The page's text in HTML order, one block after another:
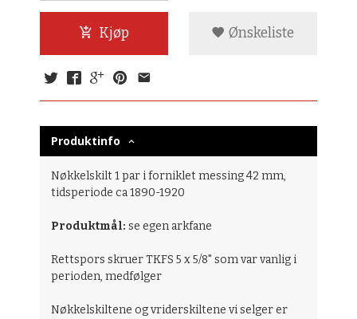
Kjøp Ønskeliste
Produktinfo
Nøkkelskilt 1 par i forniklet messing 42 mm,
tidsperiode ca 1890-1920
Produktmål: se egen arkfane
Rettspors skruer TKFS 5 x 5/8" som var vanlig i
perioden, medfølger
Nøkkelskiltene og vriderskiltene vi selger er